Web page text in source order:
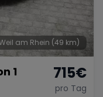
am Rhein (49 km)
1 715€
pro Tag